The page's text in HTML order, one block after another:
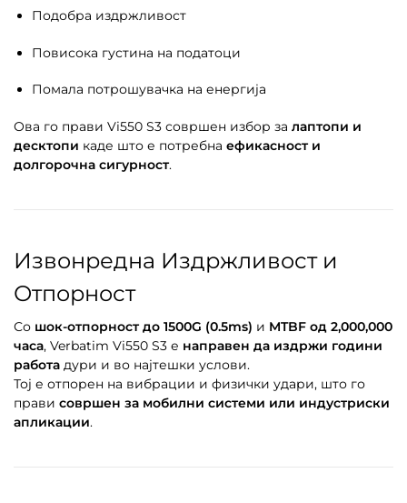
Подобра издржливост
Повисока густина на податоци
Помала потрошувачка на енергија
Ова го прави Vi550 S3 совршен избор за лаптопи и
десктопи каде што е потребна ефикасност и
долгорочна сигурност.
Извонредна Издржливост и
Отпорност
Со шок-отпорност до 1500G (0.5ms) и MTBF од 2,000,000
часа, Verbatim Vi550 S3 е направен да издржи години
работа дури и во најтешки услови.
Тој е отпорен на вибрации и физички удари, што го
прави совршен за мобилни системи или индустриски
апликации.